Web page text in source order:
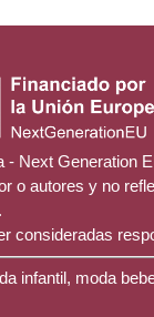
- Next Generation
autores y no
consideradas
infantil, moda